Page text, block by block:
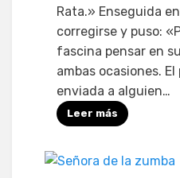
Rata.» Enseguida
corregirse y puso:
fascina pensar en
ambas ocasiones.
enviada a alguien…
Leer más